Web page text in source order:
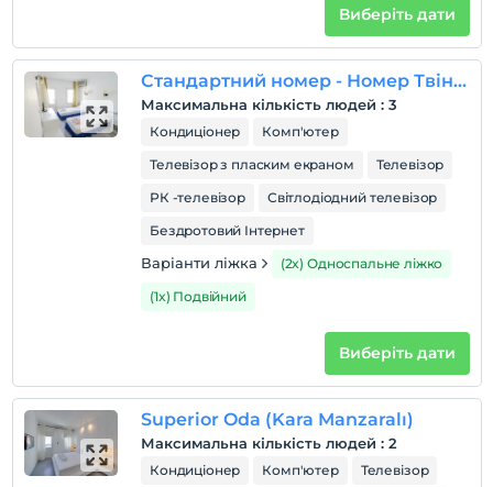
Останній 12:00 і раніше
домашня тварина
Домашні тварини заборонені
кімнати для некурящих
Години реєстрації
Плата за дітей віком до 2 не стягується
1 дітей віком до 6 за номер не стягується
Виберіть дати
Стандартний номер - Номер Твін з видом на басейн
Максимальна кількість людей : 3
Кондиціонер
Комп'ютер
Телевізор з пласким екраном
Телевізор
РК -телевізор
Світлодіодний телевізор
Бездротовий Інтернет
Варіанти ліжка
(2x) Односпальне ліжко
(1x) Подвійний
Виберіть дати
Superior Oda (Kara Manzaralı)
Максимальна кількість людей : 2
Кондиціонер Комп'ютер
Телевізор